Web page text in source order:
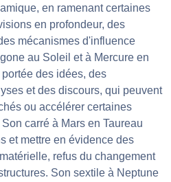
en ramenant certaines
en profondeur, des
mécanismes d'influence
au Soleil et à Mercure en
des idées, des
et des discours, qui peuvent
ou accélérer certaines
carré à Mars en Taureau
et mettre en évidence des
refus du changement
Son sextile à Neptune